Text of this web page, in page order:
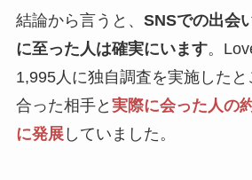
結論から言うと、 SNSでの出会
に至った人は確実にいます。
1,995人に独自調査を実施したと
合った相手と 実際に会った人の
に発展していました。